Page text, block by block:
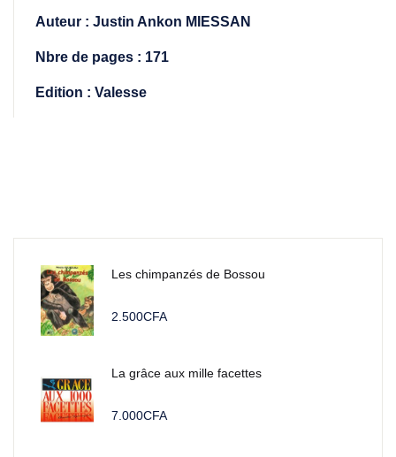
Auteur : Justin Ankon MIESSAN
Nbre de pages : 171
Edition : Valesse
Les chimpanzés de Bossou
2.500CFA
La grâce aux mille facettes
7.000CFA